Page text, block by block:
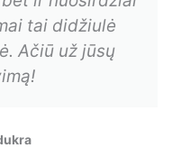
lūkesčius – čia
rūpesčio ir
sūnus